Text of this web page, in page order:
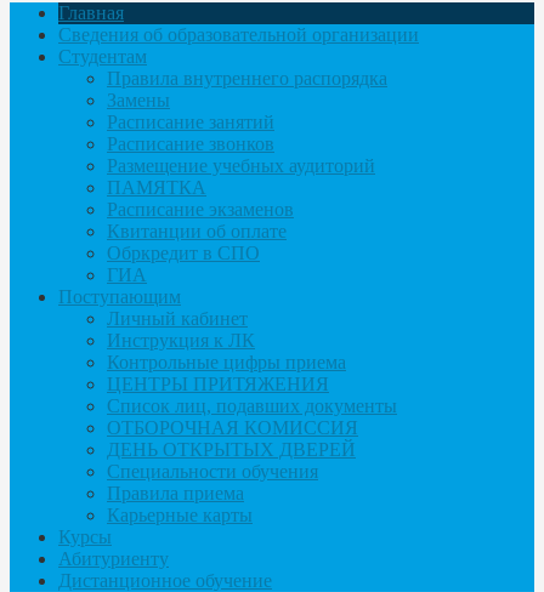
Главная
Сведения об образовательной организации
Студентам
Правила внутреннего распорядка
Замены
Расписание занятий
Расписание звонков
Размещение учебных аудиторий
ПАМЯТКА
Расписание экзаменов
Квитанции об оплате
Обркредит в СПО
ГИА
Поступающим
Личный кабинет
Инструкция к ЛК
Контрольные цифры приема
ЦЕНТРЫ ПРИТЯЖЕНИЯ
Список лиц, подавших документы
ОТБОРОЧНАЯ КОМИССИЯ
ДЕНЬ ОТКРЫТЫХ ДВЕРЕЙ
Специальности обучения
Правила приема
Карьерные карты
Курсы
Абитуриенту
Дистанционное обучение